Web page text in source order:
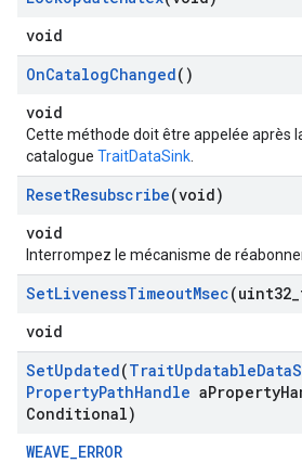
void
OnCatalogChanged()
void
Cette méthode doit être appelée après
catalogue TraitDataSink
ResetResubscribe(void)
void
Interrompez le mécanisme de
SetLivenessTimeoutMsec(uint32
void
SetUpdated(TraitUpdatableData
PropertyPathHandle aProperty
Conditional)
WEAVE_ERROR